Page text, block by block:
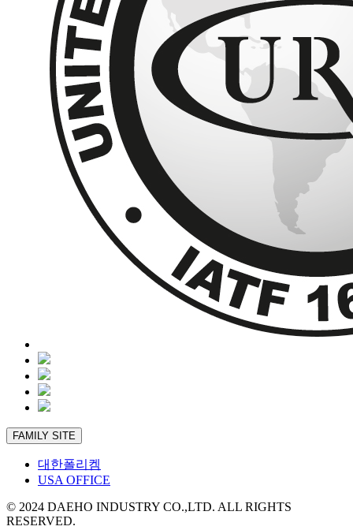
FAMILY SITE
대한폴리켐
USA OFFICE
© 2024 DAEHO INDUSTRY CO.,LTD. ALL RIGHTS
RESERVED.